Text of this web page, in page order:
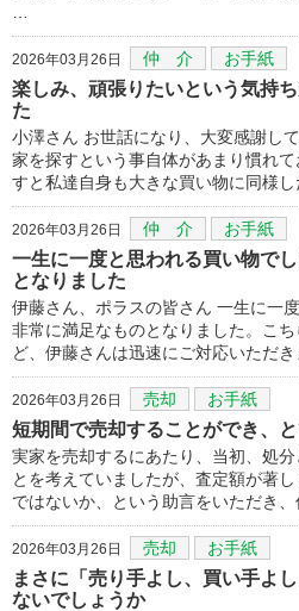
2026年03月26日 仲 介 お手紙
楽しみ、頑張りたいという気持
た
小澤さん お世話になり、大変感謝して
家を探すという事自体があまり慣れ
すと私達自身も大きな買い物に同様し
2026年03月26日 仲 介 お手紙
一生に一度と思われる買い物で
となりました
伊藤さん、ポラスの皆さん 一生に一
非常に満足なものとなりました。こ
ど、伊藤さんは迅速にご対応いただき
2026年03月26日 売却 お手紙
短期間で売却することができ、
実家を売却するにあたり、当初、処
とを考えていましたが、査定額が著
ではないか、という助言をいただき
2026年03月26日 売却 お手紙
まさに「売り手よし、買い手よ
ないでしょうか